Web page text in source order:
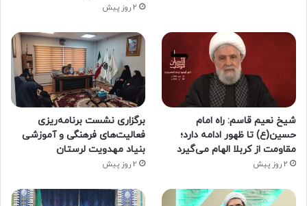
2 روز پیش
شیخ نعیم قاسم: راه امام
حسین(ع) تا ظهور ادامه دارد؛
مقاومت از کربلا الهام می‌گیرد
2 روز پیش
برگزاری نشست برنامه‌ریزی
فعالیت‌های فرهنگی و آموزشی
بنیاد مهدویت لرستان
2 روز پیش